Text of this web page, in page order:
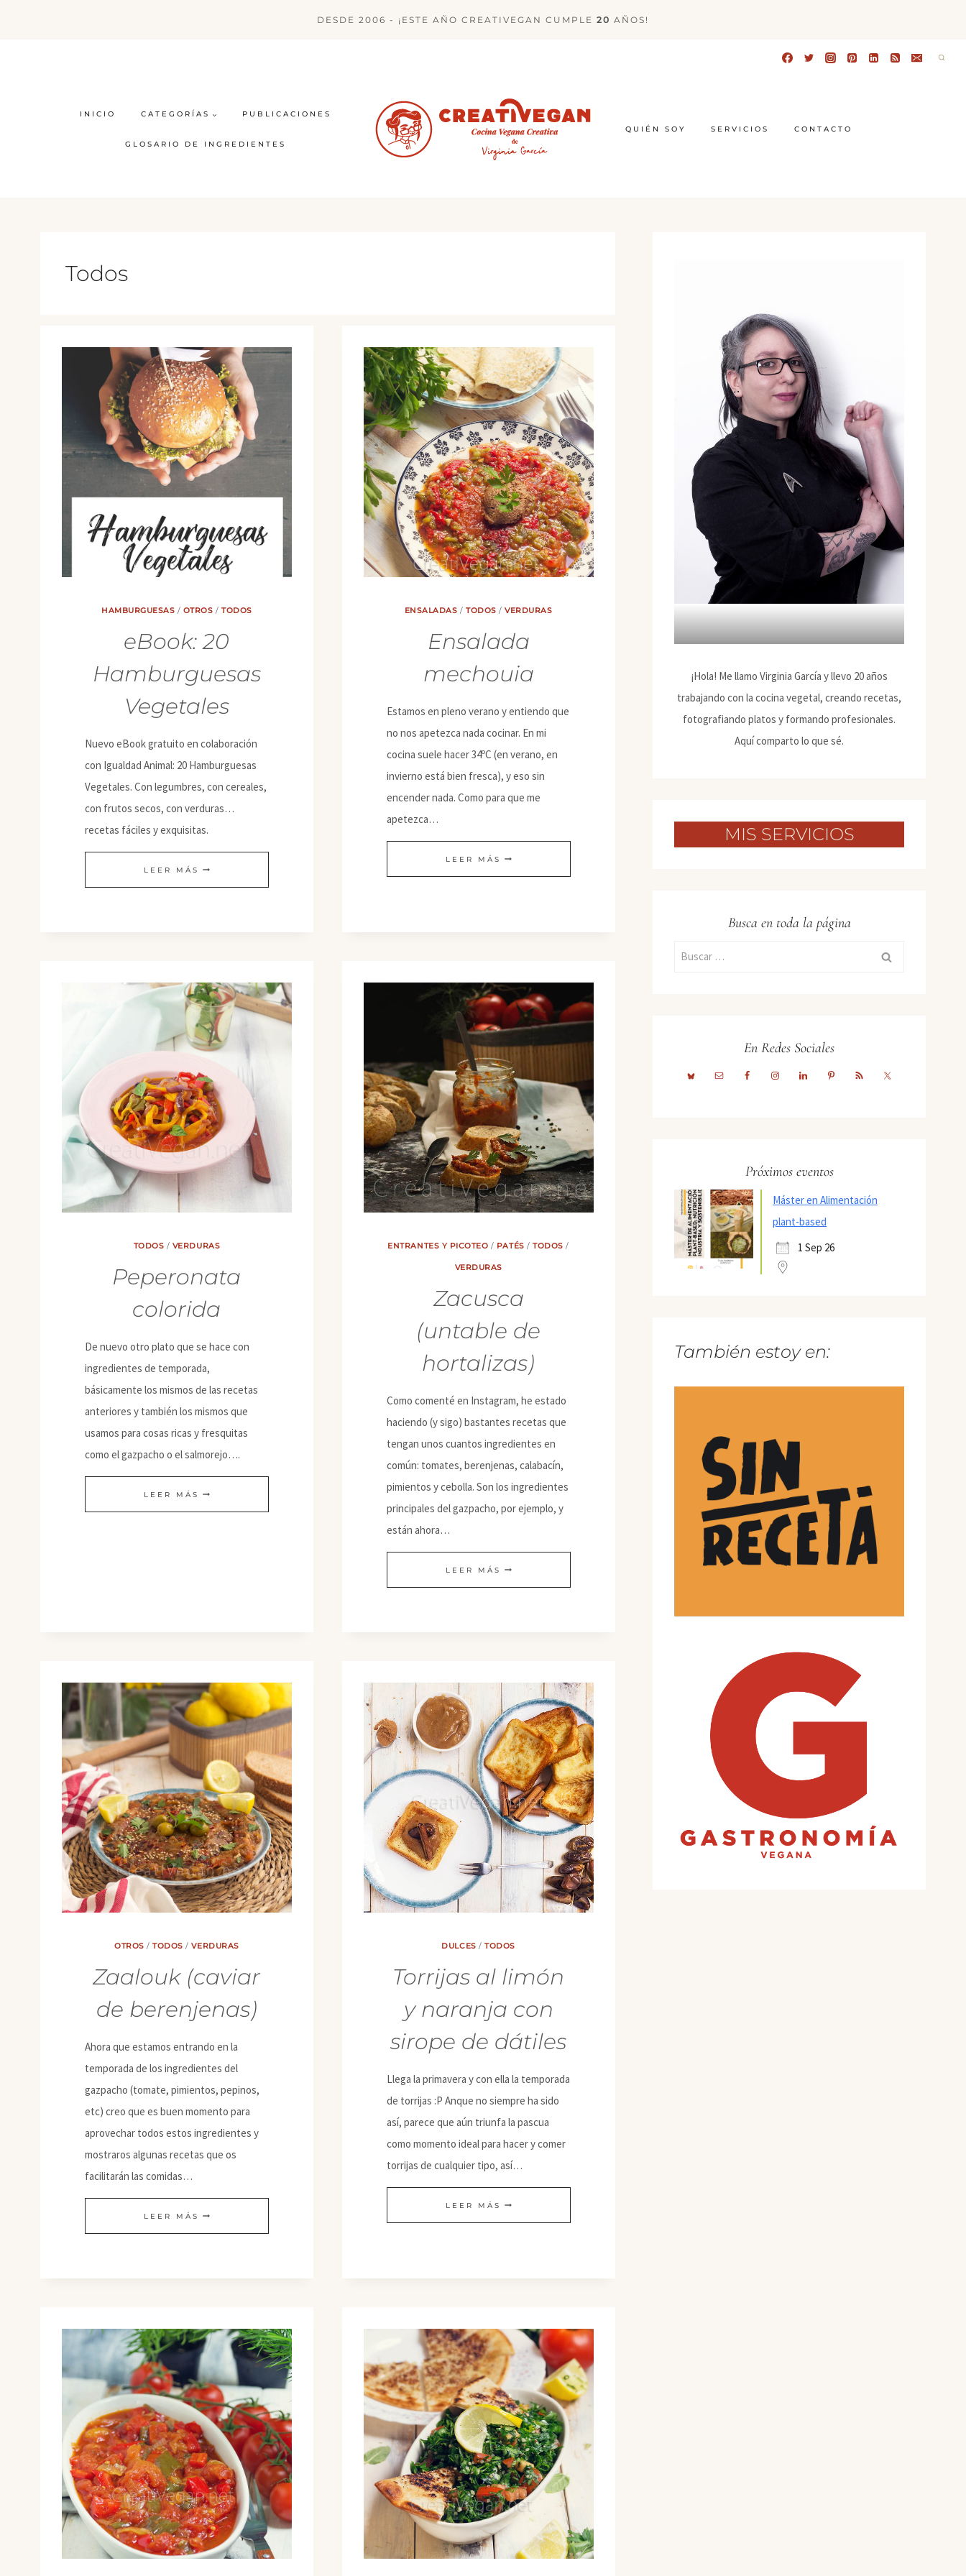
DESDE 2006 - ¡ESTE AÑO CREATIVEGAN CUMPLE 20 AÑOS!
INICIO CATEGORÍAS PUBLICACIONES
GLOSARIO DE INGREDIENTES
QUIÉN SOY SERVICIOS CONTACTO
Todos
HAMBURGUESAS / OTROS /TODOS
eBook: 20
Hamburguesas
Vegetales
Nuevo eBook gratuito en colaboración
con Igualdad Animal: 20 Hamburguesas
Vegetales. Con legumbres, con cereales,
con frutos secos, con verduras…
recetas fáciles y exquisitas.
LEER MÁS EBOOK:
20
ENSALADAS /TODOS /VERDURAS
Ensalada
mechouia
Estamos en pleno verano y entiendo que
no nos apetezca nada cocinar. En mi
cocina suele hacer 34ºC (en verano, en
invierno está bien fresca), y eso sin
encender nada. Como para que me
apetezca…
LEER MÁS ENSALADA
MECHOUIA
TODOS / VERDURAS
Peperonata
colorida
De nuevo otro plato que se hace con
ingredientes de temporada,
básicamente los mismos de las recetas
anteriores y también los mismos que
usamos para cosas ricas y fresquitas
como el gazpacho o el salmorejo….
LEER MÁS PEPERONATA
COLORIDA
ENTRANTES Y PICOTEO / PATÉS /TODOS /
VERDURAS
Zacusca
(untable de
hortalizas)
Como comenté en Instagram, he estado
haciendo (y sigo) bastantes recetas que
tengan unos cuantos ingredientes en
común: tomates, berenjenas, calabacín,
pimientos y cebolla. Son los ingredientes
principales del gazpacho, por ejemplo, y
están ahora…
LEER MÁS ZACUSCA
(UNTABLE
OTROS /TODOS /VERDURAS
Zaalouk (caviar
de berenjenas)
Ahora que estamos entrando en la
temporada de los ingredientes del
gazpacho (tomate, pimientos, pepinos,
etc) creo que es buen momento para
aprovechar todos estos ingredientes y
mostraros algunas recetas que os
facilitarán las comidas…
LEER MÁS ZAALOUK
(CAVIAR
DULCES /TODOS
Torrijas al limón
y naranja con
sirope de dátiles
Llega la primavera y con ella la temporada
de torrijas :P Anque no siempre ha sido
así, parece que aún triunfa la pascua
como momento ideal para hacer y comer
torrijas de cualquier tipo, así…
LEER MÁS TORRIJAS
AL
SIROPE
DE
DÁTILES
¡Hola! Me llamo Virginia García y llevo 20 años
trabajando con la cocina vegetal, creando recetas,
fotografiando platos y formando profesionales.
Aquí comparto lo que sé.
MIS SERVICIOS
Busca en toda la página
Buscar:
En Redes Sociales
Próximos eventos
Máster en Alimentación
plant-based
1 Sep 26
También estoy en: